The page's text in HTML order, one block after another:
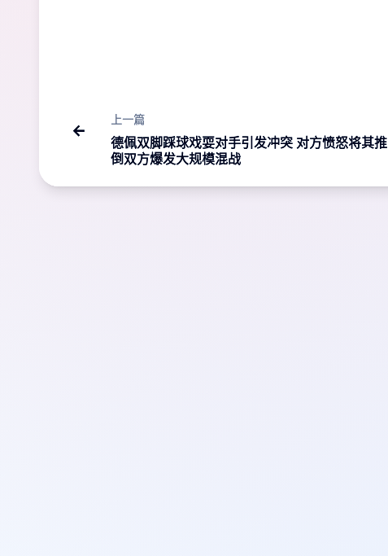
上一篇
德佩双脚踩球戏耍对手引发冲突 对方愤怒将其推
倒双方爆发大规模混战